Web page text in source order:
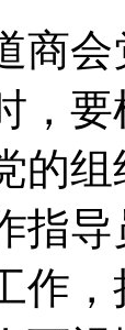
商
，
的
指
作